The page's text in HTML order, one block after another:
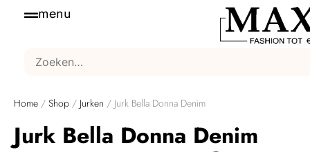
menu
Home / Shop / Jurken / Jurk Bella Donna Denim
Jurk Bella Donna Denim